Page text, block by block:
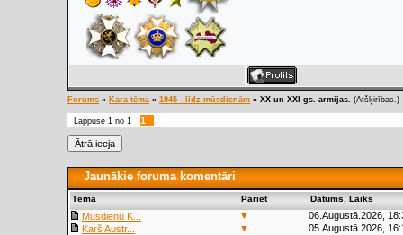
Forums » Kara tēma » 1945 - līdz mūsdienām » XX un XXI gs. armijas. (Atšķirības.)
Lappuse 1 no 1 1
Jaunākie foruma komentāri
Tēma Pāriet Datums, Laiks
Mūsdienu K... ▼
06.Augustā.2026,
Karš Austr...
▼
05.Augustā.2026,